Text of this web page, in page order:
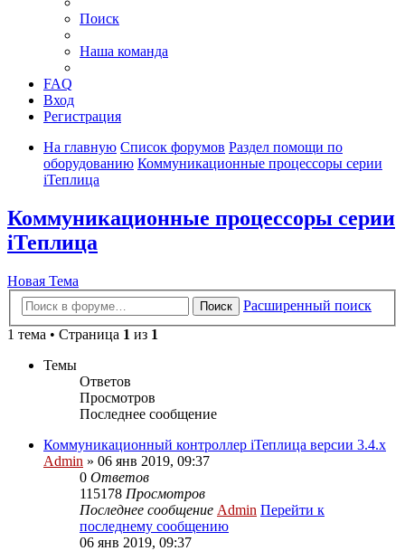
Поиск
Наша команда
FAQ
Вход
Регистрация
На главную Список форумов Раздел помощи по
оборудованию Коммуникационные процессоры серии
iТеплица
Коммуникационные процессоры серии
iТеплица
Новая Тема
Поиск
Расширенный поиск
1 тема • Страница 1 из 1
Темы
Ответов
Просмотров
Последнее сообщение
Коммуникационный контроллер iТеплица версии 3.4.х
Admin » 06 янв 2019, 09:37
0 Ответов
115178 Просмотров
Последнее сообщение Admin Перейти к
последнему сообщению
06 янв 2019, 09:37